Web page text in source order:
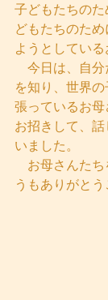
子どもたちの
どもたちのた
ようとしている
今日は、自分
を知り、世界
張っているお
お招きして、
いました。
お母さんたち
うもありがとう